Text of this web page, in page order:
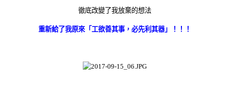
徹底改變了我放棄的想法
重新給了我原來「工欲善其事，必先利其器」！！！